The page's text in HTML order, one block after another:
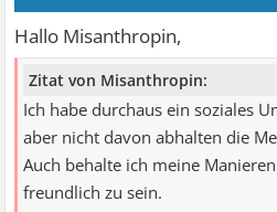
Hallo Misanthropin,
Zitat von Misanthropin:
Ich habe durchaus ein soziales
aber nicht davon abhalten die
Auch behalte ich meine
freundlich zu sein.